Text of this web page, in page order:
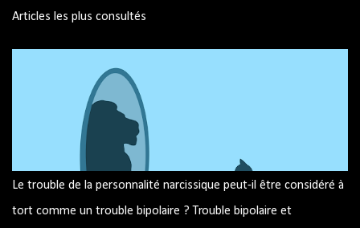
Articles les plus consultés
Le trouble de la personnalité narcissique peut-il être considéré à
tort comme un trouble bipolaire ? Trouble bipolaire et